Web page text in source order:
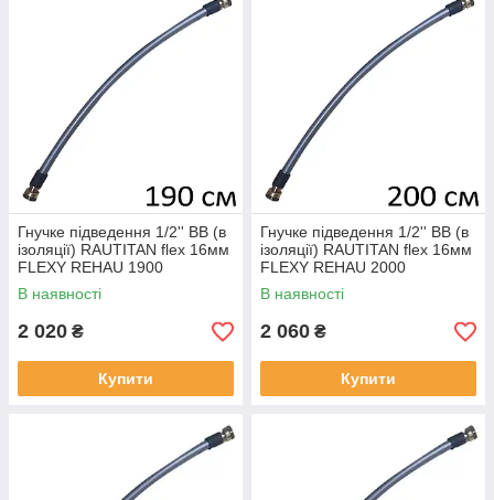
Гнучке підведення 1/2'' ВВ (в
ізоляції) RAUTITAN flex 16мм
FLEXY REHAU 1900
В наявності
2 020 ₴
Купити
Гнучке підведення 1/2'' ВВ (в
ізоляції) RAUTITAN flex 16мм
FLEXY REHAU 2000
В наявності
2 060 ₴
Купити